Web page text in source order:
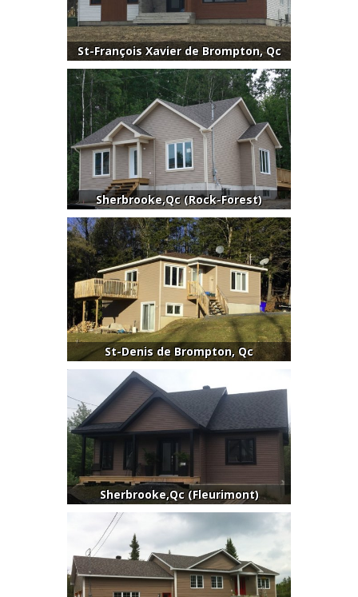
St-François Xavier de Brompton, Qc
Sherbrooke,Qc (Rock-Forest)
St-Denis de Brompton, Qc
Sherbrooke,Qc (Fleurimont)